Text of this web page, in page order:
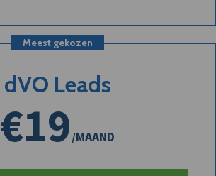
Meest gekozen
dVO Leads
€19/MAAND